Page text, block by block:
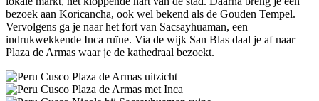
bezoek aan Koricancha, ook wel bekend als de Gouden Tempel.
Vervolgens ga je naar het fort van Sacsayhuaman, een
indrukwekkende Inca ruïne. Via de wijk San Blas daal je af naar
Plaza de Armas waar je de kathedraal bezoekt.